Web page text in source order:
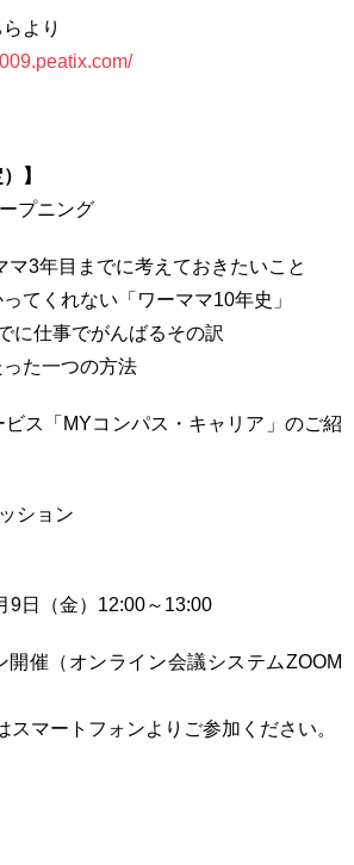
より
】
プニング
3年目までに考えておきたいこと
てくれない「ワーママ10年史」
に仕事でがんばるその訳
った一つの方法
ス「MYコンパス・キャリア」のご紹
ション
日（金）12:00～13:00
催（オンライン会議システムZOOM
スマートフォンよりご参加ください。